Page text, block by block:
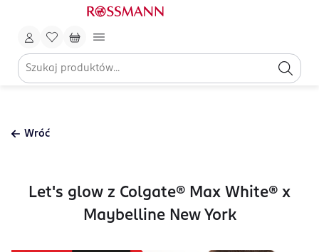
Wróć
Let's glow z Colgate® Max White® x
Maybelline New York